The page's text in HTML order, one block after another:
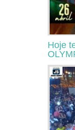
Hoje